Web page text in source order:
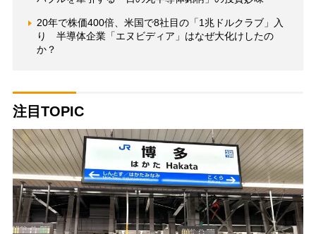
20年で株価400倍、米国で8社目の「1兆ドルクラブ」入
り 半導体企業「エヌビディア」はなぜ大化けしたの
か？
注目TOPIC